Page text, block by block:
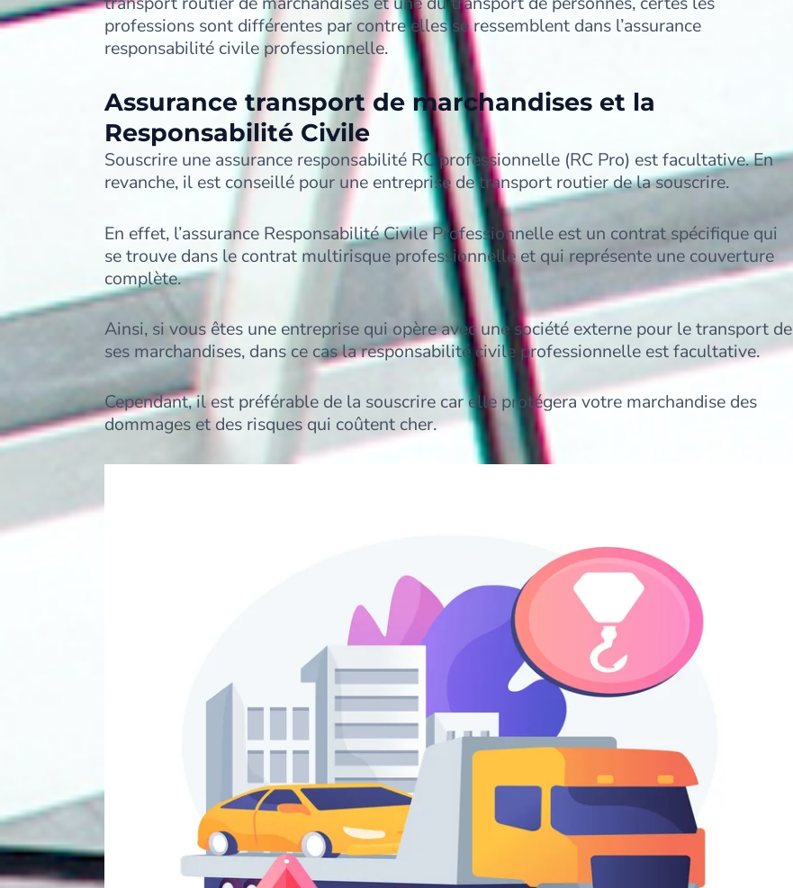
professions sont différentes par contre elles se ressemblent dans l’assurance
responsabilité civile professionnelle.
Assurance transport de marchandises et la
Responsabilité Civile
Souscrire une assurance responsabilité RC professionnelle (RC Pro) est facultative. En
revanche, il est conseillé pour une entreprise de transport routier de la souscrire.
En effet, l’assurance Responsabilité Civile Professionnelle est un contrat spécifique qui
se trouve dans le contrat multirisque professionnelle et qui représente une couverture
complète.
Ainsi, si vous êtes une entreprise qui opère avec une société externe pour le transport de
ses marchandises, dans ce cas la responsabilité civile professionnelle est facultative.
Cependant, il est préférable de la souscrire car elle protégera votre marchandise des
dommages et des risques qui coûtent cher.